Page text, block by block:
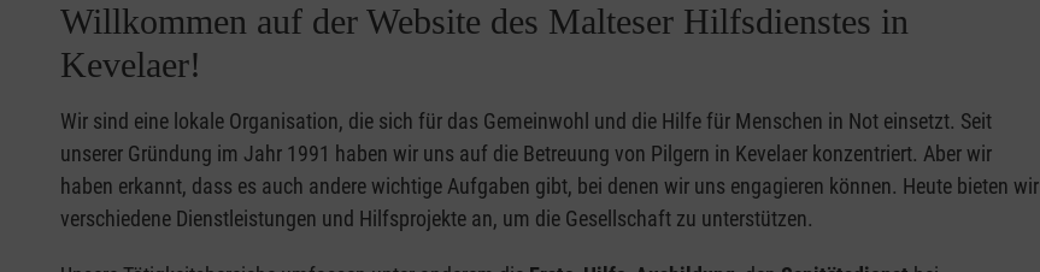
Willkommen auf der Website des Malteser Hilfsdienstes in
Kevelaer!
Wir sind eine lokale Organisation, die sich für das Gemeinwohl und die Hilfe für Menschen in Not einsetzt. Seit
unserer Gründung im Jahr 1991 haben wir uns auf die Betreuung von Pilgern in Kevelaer konzentriert. Aber wir
haben erkannt, dass es auch andere wichtige Aufgaben gibt, bei denen wir uns engagieren können. Heute bieten wir
verschiedene Dienstleistungen und Hilfsprojekte an, um die Gesellschaft zu unterstützen.